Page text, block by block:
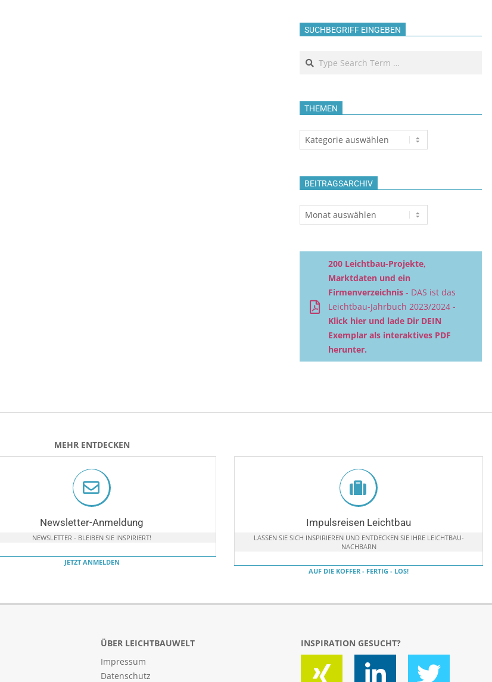
SUCHBEGRIFF EINGEBEN
Search
THEMEN
Themen
BEITRAGSARCHIV
Beitragsarchiv
200 Leichtbau-Projekte,
Marktdaten und ein
Firmenverzeichnis - DAS ist das
Leichtbau-Jahrbuch 2023/2024 -
Klick hier und lade Dir DEIN
Exemplar als interaktives PDF
herunter.
MEHR ENTDECKEN
Newsletter-Anmeldung
NEWSLETTER - BLEIBEN SIE INSPIRIERT!
JETZT ANMELDEN
Impulsreisen Leichtbau
LASSEN SIE SICH INSPIRIEREN UND ENTDECKEN SIE IHRE LEICHTBAU-
NACHBARN
AUF DIE KOFFER - FERTIG - LOS!
ÜBER LEICHTBAUWELT
Impressum
Datenschutz
INSPIRATION GESUCHT?